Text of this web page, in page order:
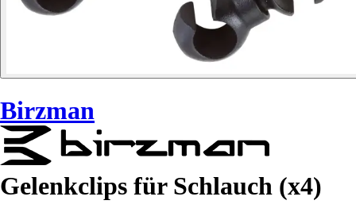
Birzman
Gelenkclips für Schlauch (x4)